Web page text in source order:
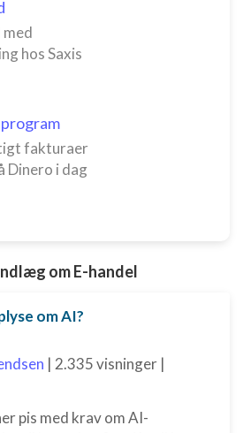
med
hos Saxis
fakturaer
Dinero i dag
om E-handel
om AI?
| 2.335 visninger |
pis med krav om AI-